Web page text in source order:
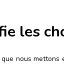
les
nous